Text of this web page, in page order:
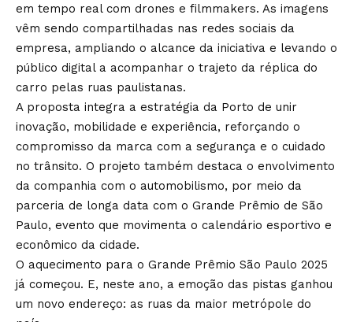
em tempo real com drones e filmmakers. As imagens
vêm sendo compartilhadas nas redes sociais da
empresa, ampliando o alcance da iniciativa e levando o
público digital a acompanhar o trajeto da réplica do
carro pelas ruas paulistanas.
A proposta integra a estratégia da Porto de unir
inovação, mobilidade e experiência, reforçando o
compromisso da marca com a segurança e o cuidado
no trânsito. O projeto também destaca o envolvimento
da companhia com o automobilismo, por meio da
parceria de longa data com o Grande Prêmio de São
Paulo, evento que movimenta o calendário esportivo e
econômico da cidade.
O aquecimento para o Grande Prêmio São Paulo 2025
já começou. E, neste ano, a emoção das pistas ganhou
um novo endereço: as ruas da maior metrópole do